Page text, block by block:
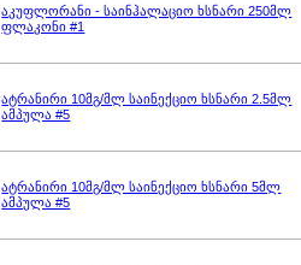
აკუფლორანი - საინჰალაციო ხსნარი 250მლ
ფლაკონი #1
ატრანირი 10მგ/მლ საინექციო ხსნარი 2.5მლ
ამპულა #5
ატრანირი 10მგ/მლ საინექციო ხსნარი 5მლ
ამპულა #5